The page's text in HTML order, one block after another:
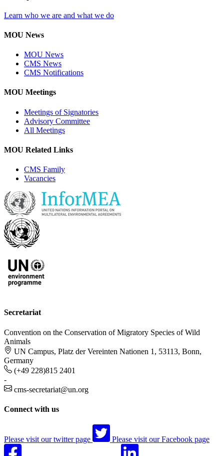
Learn who we are and what we do
MOU News
MOU News
CMS News
CMS Notifications
MOU Meetings
Meetings of Signatories
Advisory Committee
All Meetings
MOU Related Links
CMS Family
Vacancies
Secretariat
Convention on the Conservation of Migratory Species of Wild
Animals
UN Campus, Platz der Vereinten Nationen 1, 53113, Bonn,
Germany
(+49 228)815 2401
-
cms-secretariat@un.org
Connect with us
Please visit our twitter page Please visit our Facebook page